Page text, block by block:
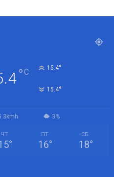
°C 15.4°
15.4°
3%
ЧТ
°
ПТ
16°
СБ
18°